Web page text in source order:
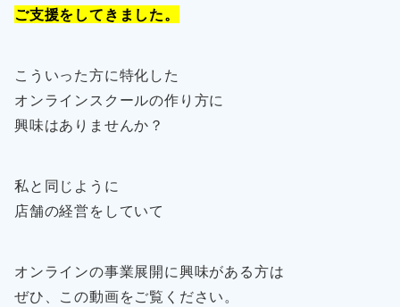
ご支援をしてきました。
こういった方に特化した
オンラインスクールの作り方に
興味はありませんか？
私と同じように
店舗の経営をしていて
オンラインの事業展開に興味がある方は
ぜひ、この動画をご覧ください。